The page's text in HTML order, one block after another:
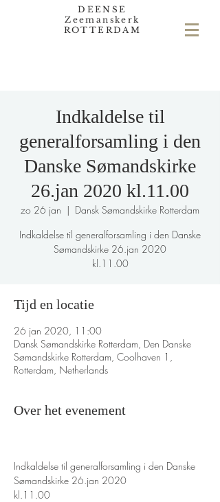
DEENSE
Zeemanskerk
ROTTERDAM
Indkaldelse til
generalforsamling i den
Danske Sømandskirke
26.jan 2020 kl.11.00
zo 26 jan
  |
Dansk Sømandskirke Rotterdam
Indkaldelse til generalforsamling i den Danske
Sømandskirke 26.jan 2020
kl.11.00
Tijd en locatie
26 jan 2020, 11:00
Dansk Sømandskirke Rotterdam, Den Danske
Sømandskirke Rotterdam, Coolhaven 1,
Rotterdam, Netherlands
Over het evenement
Indkaldelse til generalforsamling i den Danske
Sømandskirke 26.jan 2020
kl.11.00